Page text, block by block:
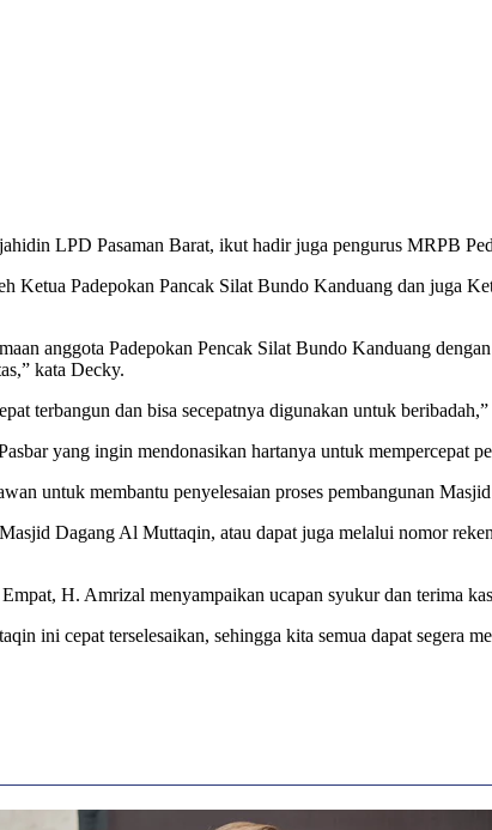
LPD Pasaman Barat, ikut hadir juga pengurus MRPB
Ketua Padepokan Pancak Silat Bundo Kanduang dan juga
anggota Padepokan Pencak Silat Bundo Kanduang
kata Decky.
terbangun dan bisa secepatnya digunakan untuk
yang ingin mendonasikan hartanya untuk mempercepat
untuk membantu penyelesaian proses pembangunan
Dagang Al Muttaqin, atau dapat juga melalui nomor
H. Amrizal menyampaikan ucapan syukur dan terima
ini cepat terselesaikan, sehingga kita semua dapat segera